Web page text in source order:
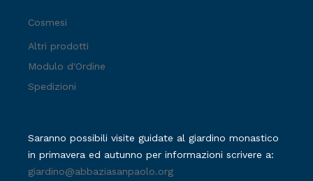
Cosmesi
Altri prodotti
Modulo d'Ordine
Spedizioni
Saranno possibili visite guidate al giardino monastico
in primavera ed autunno per informazioni scrivere a:
giardino@abbaziasanpaolo.org